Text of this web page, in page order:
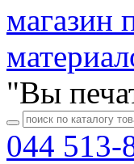
"Вы
044 513-